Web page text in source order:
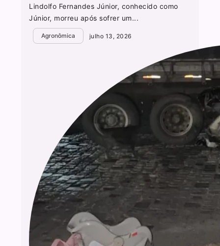
Lindolfo Fernandes Júnior, conhecido como
Júnior, morreu após sofrer um...
Agronômica julho 13, 2026